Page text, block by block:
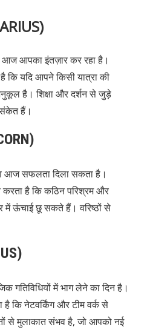
आज आपका इंतज़ार कर रहा है।
यदि आपने किसी यात्रा की
है। शिक्षा और दर्शन से जुड़े
संकेत हैं।
आज सफलता दिला सकता है।
है कि कठिन परिश्रम और
ऊंचाई छू सकते हैं। वरिष्ठों से
गतिविधियों में भाग लेने का दिन है।
नेटवर्किंग और टीम वर्क से
से मुलाकात संभव है, जो आपको नई